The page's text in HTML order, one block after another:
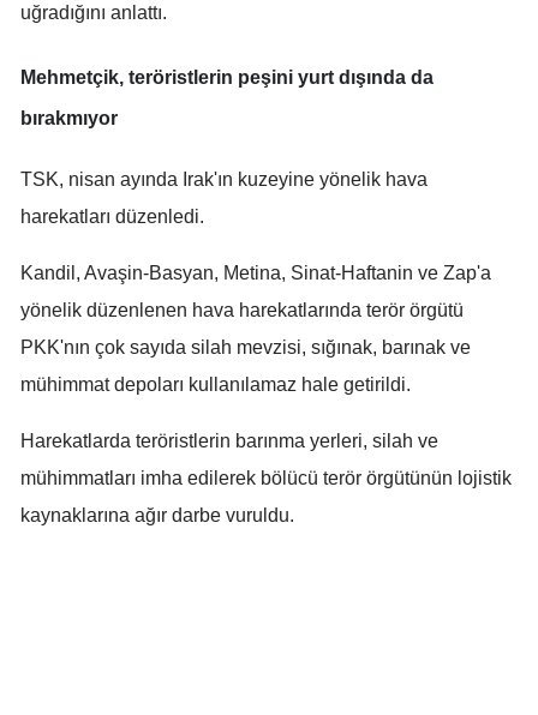
Bartın
Iğdır
Karabük
Osmaniye
Düzce
uğradığını anlattı.
Mehmetçik, teröristlerin peşini yurt dışında da
bırakmıyor
TSK, nisan ayında Irak'ın kuzeyine yönelik hava
harekatları düzenledi.
Kandil, Avaşin-Basyan, Metina, Sinat-Haftanin ve Zap'a
yönelik düzenlenen hava harekatlarında terör örgütü
PKK'nın çok sayıda silah mevzisi, sığınak, barınak ve
mühimmat depoları kullanılamaz hale getirildi.
Harekatlarda teröristlerin barınma yerleri, silah ve
mühimmatları imha edilerek bölücü terör örgütünün lojistik
kaynaklarına ağır darbe vuruldu.